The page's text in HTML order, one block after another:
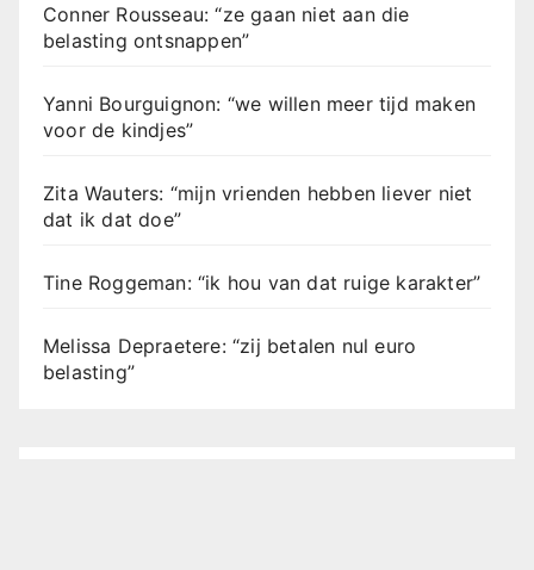
Conner Rousseau: “ze gaan niet aan die
belasting ontsnappen”
Yanni Bourguignon: “we willen meer tijd maken
voor de kindjes”
Zita Wauters: “mijn vrienden hebben liever niet
dat ik dat doe”
Tine Roggeman: “ik hou van dat ruige karakter”
Melissa Depraetere: “zij betalen nul euro
belasting”